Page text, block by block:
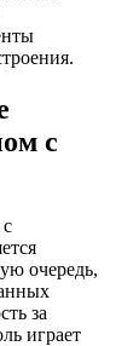
с
очередь,
за
играет